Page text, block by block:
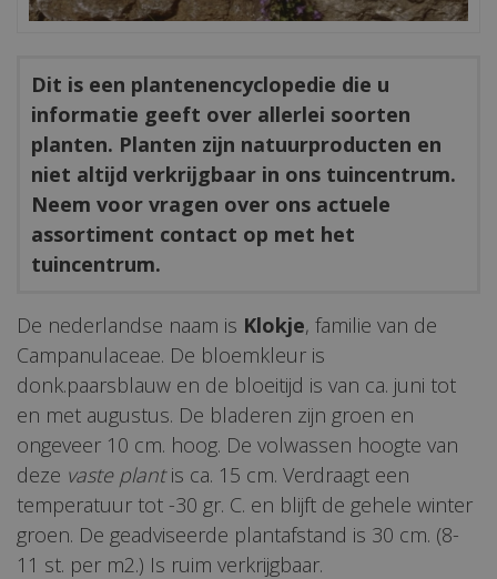
Dit is een plantenencyclopedie die u
informatie geeft over allerlei soorten
planten. Planten zijn natuurproducten en
niet altijd verkrijgbaar in ons tuincentrum.
Neem voor vragen over ons actuele
assortiment contact op met het
tuincentrum.
De nederlandse naam is Klokje, familie van de
Campanulaceae. De bloemkleur is
donk.paarsblauw en de bloeitijd is van ca. juni tot
en met augustus. De bladeren zijn groen en
ongeveer 10 cm. hoog. De volwassen hoogte van
deze vaste plantis ca. 15 cm. Verdraagt een
temperatuur tot -30 gr. C. en blijft de gehele winter
groen. De geadviseerde plantafstand is 30 cm. (8-
11 st. per m2.) Is ruim verkrijgbaar.